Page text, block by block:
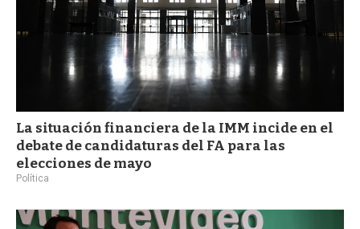
La situación financiera de la IMM incide en el
debate de candidaturas del FA para las
elecciones de mayo
Política